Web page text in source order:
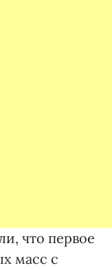
что первое
масс с